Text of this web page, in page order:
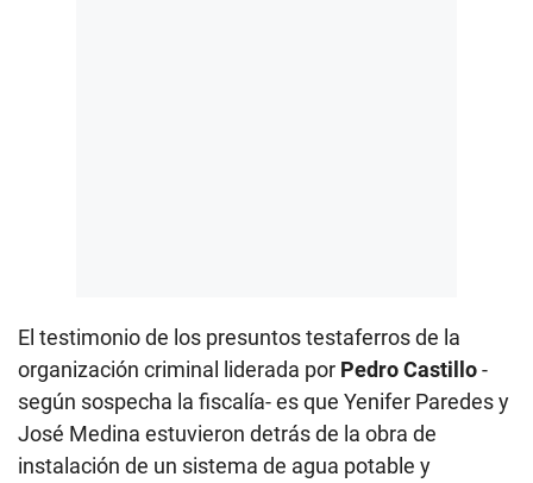
El testimonio de los presuntos testaferros de la
organización criminal liderada por Pedro Castillo-
según sospecha la fiscalía- es que Yenifer Paredes y
José Medina estuvieron detrás de la obra de
instalación de un sistema de agua potable y